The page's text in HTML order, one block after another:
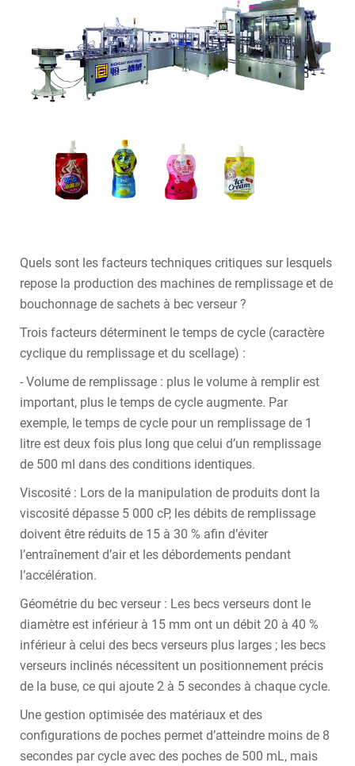
Quels sont les facteurs techniques critiques sur lesquels
repose la production des machines de remplissage et de
bouchonnage de sachets à bec verseur ?
Trois facteurs déterminent le temps de cycle (caractère
cyclique du remplissage et du scellage) :
- Volume de remplissage : plus le volume à remplir est
important, plus le temps de cycle augmente. Par
exemple, le temps de cycle pour un remplissage de 1
litre est deux fois plus long que celui d’un remplissage
de 500 ml dans des conditions identiques.
Viscosité : Lors de la manipulation de produits dont la
viscosité dépasse 5 000 cP, les débits de remplissage
doivent être réduits de 15 à 30 % afin d’éviter
l’entraînement d’air et les débordements pendant
l’accélération.
Géométrie du bec verseur : Les becs verseurs dont le
diamètre est inférieur à 15 mm ont un débit 20 à 40 %
inférieur à celui des becs verseurs plus larges ; les becs
verseurs inclinés nécessitent un positionnement précis
de la buse, ce qui ajoute 2 à 5 secondes à chaque cycle.
Une gestion optimisée des matériaux et des
configurations de poches permet d’atteindre moins de 8
secondes par cycle avec des poches de 500 mL, mais